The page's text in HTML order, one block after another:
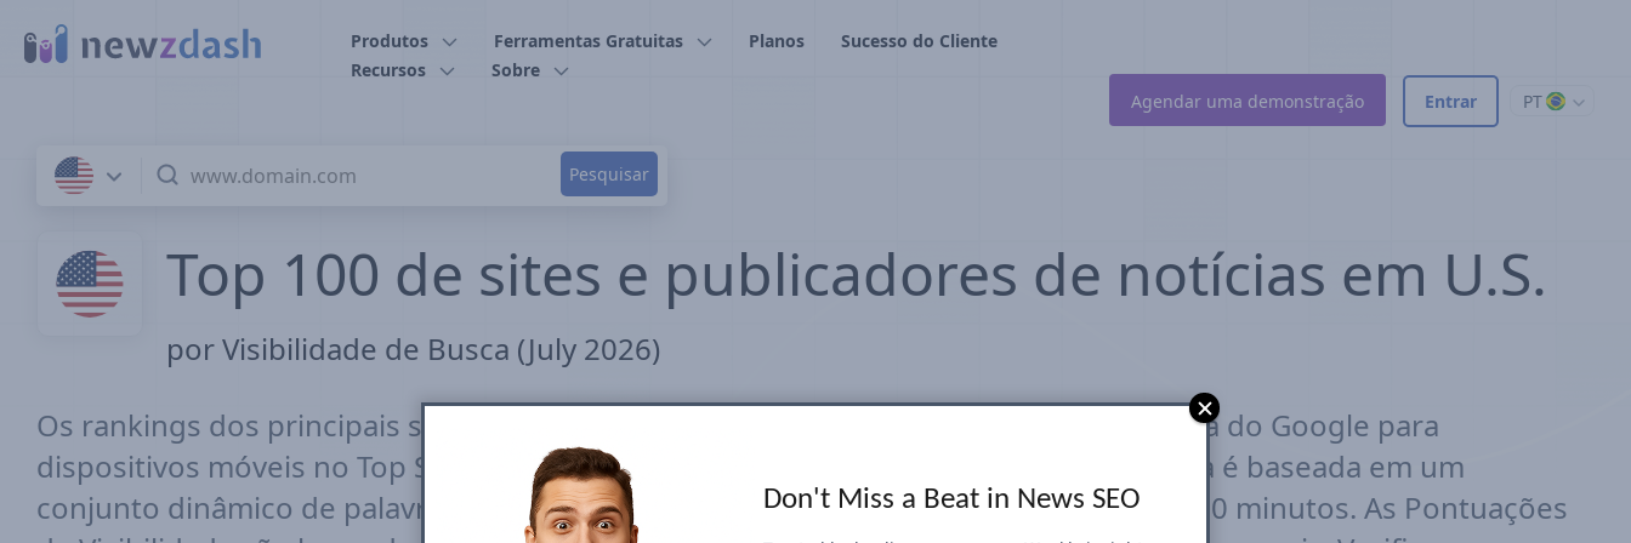
Produtos
Ferramentas Gratuitas Planos
Sucesso do Cliente
Recursos
Sobre
Agendar uma demonstração
Entrar PT
Top 100 de sites e publicadores de notícias em U.S.
por Visibilidade de Busca (July 2026)
Os rankings dos principais sites de notícias U.S. são baseados na Visibilidade de Busca do Google para
dispositivos móveis no Top Stories (News Box) Carousel. A maior Visibilidade de Busca é baseada em um
conjunto dinâmico de palavras-chave derivadas de tendências rastreadas a cada 15–30 minutos. As Pontuações
Don't Miss a Beat in News SEO